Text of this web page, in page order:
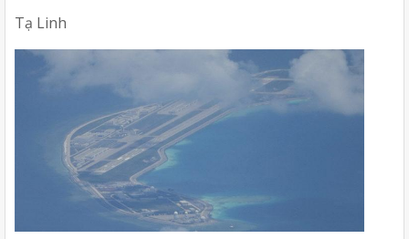
Tạ Linh